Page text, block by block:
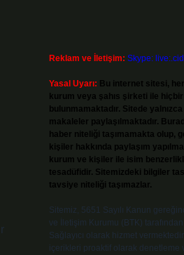
Reklam ve İletişim: Skype:
Yasal Uyarı: Bu internet sitesi,
kurum veya şahıs şirketi ile hiçbir
bulunmamaktadır. Sitede yalnızca
makaleler paylaşılmaktadır.
haber niteliği taşımamakta olup,
kişiler hakkında paylaşım
kurum ve kişiler ile isim
tesadüfidir. Sitemizdeki bilgiler
tavsiye niteliği taşımazlar.
Sitemiz, 5651 Sayılı Kanun
ve İletişim Kurumu (BTK)
Sağlayıcı olarak hizmet
içerikleri proaktif olarak denetleme